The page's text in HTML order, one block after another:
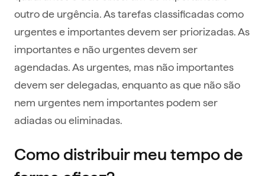
outro de urgência. As tarefas classificadas como
urgentes e importantes devem ser priorizadas. As
importantes e não urgentes devem ser
agendadas. As urgentes, mas não importantes
devem ser delegadas, enquanto as que não são
nem urgentes nem importantes podem ser
adiadas ou eliminadas.
Como distribuir meu tempo de